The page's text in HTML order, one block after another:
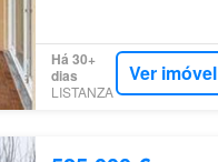
Há 30+
dias
LISTANZA
Ver imóvel